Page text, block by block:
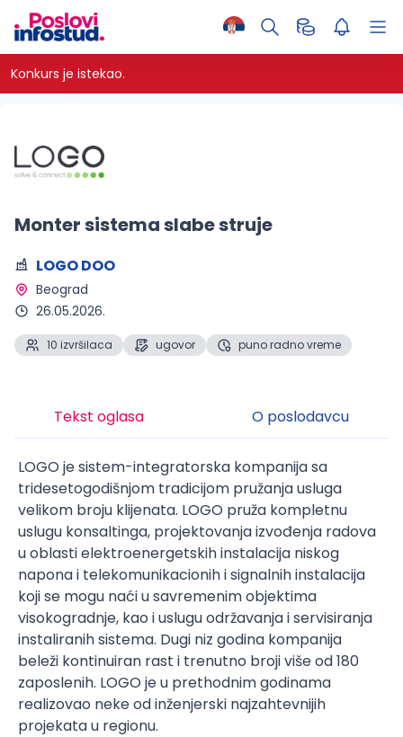
Konkurs je istekao.
Monter sistema slabe struje
LOGO DOO
Beograd
26.05.2026.
10 izvršilaca ugovor puno radno vreme
Tekst oglasa O poslodavcu
LOGO je sistem-integratorska kompanija sa
tridesetogodišnjom tradicijom pružanja usluga
velikom broju klijenata. LOGO pruža kompletnu
uslugu konsaltinga, projektovanja izvođenja radova
u oblasti elektroenergetskih instalacija niskog
napona i telekomunikacionih i signalnih instalacija
koji se mogu naći u savremenim objektima
visokogradnje, kao i uslugu održavanja i servisiranja
instaliranih sistema. Dugi niz godina kompanija
beleži kontinuiran rast i trenutno broji više od 180
zaposlenih. LOGO je u prethodnim godinama
realizovao neke od inženjerski najzahtevnijih
projekata u regionu.